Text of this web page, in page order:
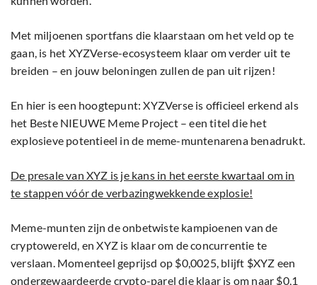
Met miljoenen sportfans die klaarstaan om het veld op te
gaan, is het XYZVerse-ecosysteem klaar om verder uit te
breiden – en jouw beloningen zullen de pan uit rijzen!
En hier is een hoogtepunt: XYZVerse is officieel erkend als
het Beste NIEUWE Meme Project – een titel die het
explosieve potentieel in de meme-muntenarena benadrukt.
De presale van XYZ is je kans in het eerste kwartaal om in
te stappen vóór de verbazingwekkende explosie!
Meme-munten zijn de onbetwiste kampioenen van de
cryptowereld, en XYZ is klaar om de concurrentie te
verslaan. Momenteel geprijsd op $0,0025, blijft $XYZ een
ondergewaardeerde crypto-parel die klaar is om naar $0,1